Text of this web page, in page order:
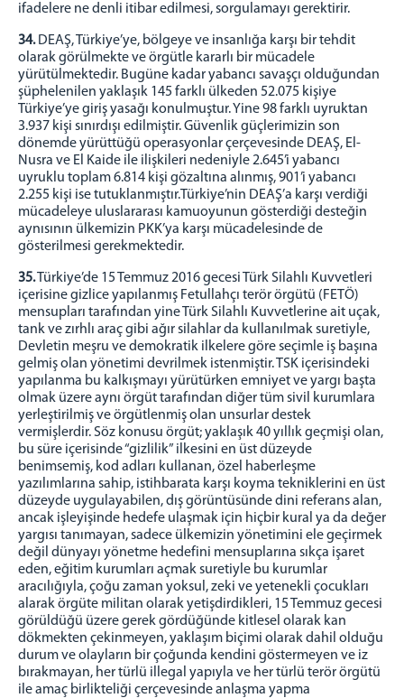
ifadelere ne denli itibar edilmesi, sorgulamayı gerektirir.
34.DEAŞ, Türkiye’ye, bölgeye ve insanlığa karşı bir tehdit
olarak görülmekte ve örgütle kararlı bir mücadele
yürütülmektedir. Bugüne kadar yabancı savaşçı olduğundan
şüphelenilen yaklaşık 145 farklı ülkeden 52.075 kişiye
Türkiye’ye giriş yasağı konulmuştur. Yine 98 farklı uyruktan
3.937 kişi sınırdışı edilmiştir. Güvenlik güçlerimizin son
dönemde yürüttüğü operasyonlar çerçevesinde DEAŞ, El-
Nusra ve El Kaide ile ilişkileri nedeniyle 2.645’i yabancı
uyruklu toplam 6.814 kişi gözaltına alınmış, 901’i yabancı
2.255 kişi ise tutuklanmıştır.Türkiye’nin DEAŞ’a karşı verdiği
mücadeleye uluslararası kamuoyunun gösterdiği desteğin
aynısının ülkemizin PKK’ya karşı mücadelesinde de
gösterilmesi gerekmektedir.
35.Türkiye’de 15 Temmuz 2016 gecesi Türk Silahlı Kuvvetleri
içerisine gizlice yapılanmış Fetullahçı terör örgütü (FETÖ)
mensupları tarafından yine Türk Silahlı Kuvvetlerine ait uçak,
tank ve zırhlı araç gibi ağır silahlar da kullanılmak suretiyle,
Devletin meşru ve demokratik ilkelere göre seçimle iş başına
gelmiş olan yönetimi devrilmek istenmiştir. TSK içerisindeki
yapılanma bu kalkışmayı yürütürken emniyet ve yargı başta
olmak üzere aynı örgüt tarafından diğer tüm sivil kurumlara
yerleştirilmiş ve örgütlenmiş olan unsurlar destek
vermişlerdir. Söz konusu örgüt; yaklaşık 40 yıllık geçmişi olan,
bu süre içerisinde “gizlilik” ilkesini en üst düzeyde
benimsemiş, kod adları kullanan, özel haberleşme
yazılımlarına sahip, istihbarata karşı koyma tekniklerini en üst
düzeyde uygulayabilen, dış görüntüsünde dini referans alan,
ancak işleyişinde hedefe ulaşmak için hiçbir kural ya da değer
yargısı tanımayan, sadece ülkemizin yönetimini ele geçirmek
değil dünyayı yönetme hedefini mensuplarına sıkça işaret
eden, eğitim kurumları açmak suretiyle bu kurumlar
aracılığıyla, çoğu zaman yoksul, zeki ve yetenekli çocukları
alarak örgüte militan olarak yetişdirdikleri, 15 Temmuz gecesi
görüldüğü üzere gerek gördüğünde kitlesel olarak kan
dökmekten çekinmeyen, yaklaşım biçimi olarak dahil olduğu
durum ve olayların bir çoğunda kendini göstermeyen ve iz
bırakmayan, her türlü illegal yapıyla ve her türlü terör örgütü
ile amaç birlikteliği çerçevesinde anlaşma yapma